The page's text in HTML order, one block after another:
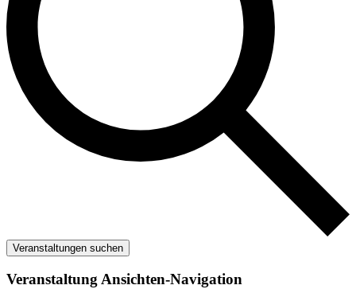
Veranstaltungen suchen
Veranstaltung Ansichten-Navigation